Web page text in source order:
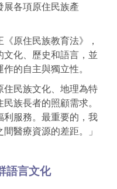
展各項原住民族產
原住民族教育法》，
化、歷史和語言，並
的自主與獨立性。
住民族文化、地理為特
族長者的照顧需求。
利服務。最重要的，我
醫療資源的差距。」
語言文化